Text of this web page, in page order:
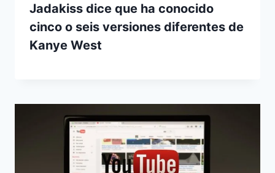
Jadakiss dice que ha conocido
cinco o seis versiones diferentes de
Kanye West